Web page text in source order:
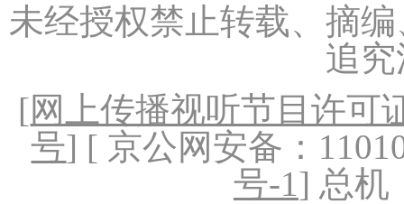
未经授权禁止转载、摘
追
[网上传播视听节目许可
号] [ 京公网安备：
号-1] 总机